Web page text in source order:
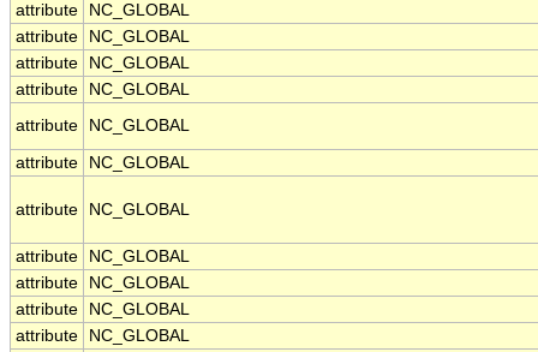
attribute
NC_GLOBAL
attribute
NC_GLOBAL
attribute
NC_GLOBAL
attribute
NC_GLOBAL
attribute
NC_GLOBAL
attribute NC_GLOBAL
attribute NC_GLOBAL
attribute
NC_GLOBAL
attribute
NC_GLOBAL
attribute
NC_GLOBAL
attribute
NC_GLOBAL